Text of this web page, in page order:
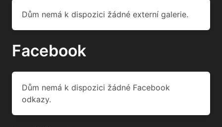
Dům nemá k dispozici žádné externí galerie.
Facebook
Dům nemá k dispozici žádné Facebook
odkazy.